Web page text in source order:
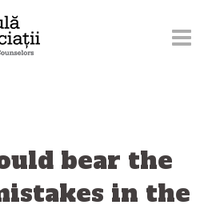
bear the
in the